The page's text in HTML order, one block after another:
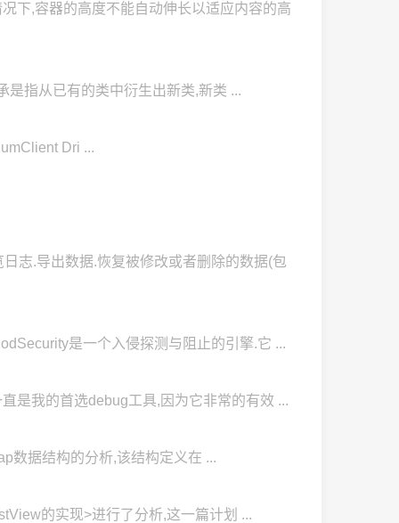
下,容器的高度不能自动伸长以适应内容的高
是指从已有的类中衍生出新类,新类 ...
Dri ...
志.导出数据.恢复被修改或者删除的数据(包
是一个入侵探测与阻止的引擎.它 ...
是我的首选debug工具,因为它非常的有效 ...
数据结构的分析,该结构定义在 ...
的实现>进行了分析,这一篇计划 ...